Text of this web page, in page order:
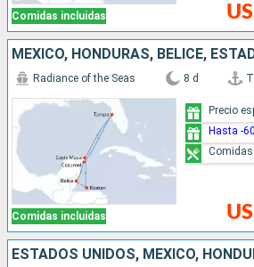
Comidas incluidas
Comidas incluidas
Radiance of the Seas 8 d
Precio
Hasta -
ESTADOS UNIDOS, MÉXICO,